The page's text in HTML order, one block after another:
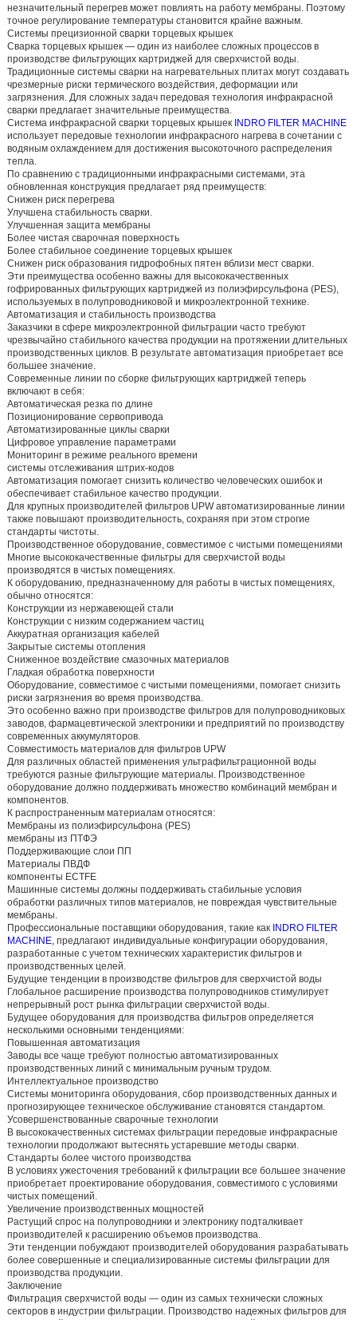
незначительный перегрев может повлиять на работу мембраны. Поэтому
точное регулирование температуры становится крайне важным.
Системы прецизионной сварки торцевых крышек
Сварка торцевых крышек — один из наиболее сложных процессов в
производстве фильтрующих картриджей для сверхчистой воды.
Традиционные системы сварки на нагревательных плитах могут создавать
чрезмерные риски термического воздействия, деформации или
загрязнения. Для сложных задач передовая технология инфракрасной
сварки предлагает значительные преимущества.
Система инфракрасной сварки торцевых крышек INDRO FILTER MACHINE
использует передовые технологии инфракрасного нагрева в сочетании с
водяным охлаждением для достижения высокоточного распределения
тепла.
По сравнению с традиционными инфракрасными системами, эта
обновленная конструкция предлагает ряд преимуществ:
Снижен риск перегрева
Улучшена стабильность сварки.
Улучшенная защита мембраны
Более чистая сварочная поверхность
Более стабильное соединение торцевых крышек
Снижен риск образования гидрофобных пятен вблизи мест сварки.
Эти преимущества особенно важны для высококачественных
гофрированных фильтрующих картриджей из полиэфирсульфона (PES),
используемых в полупроводниковой и микроэлектронной технике.
Автоматизация и стабильность производства
Заказчики в сфере микроэлектронной фильтрации часто требуют
чрезвычайно стабильного качества продукции на протяжении длительных
производственных циклов. В результате автоматизация приобретает все
большее значение.
Современные линии по сборке фильтрующих картриджей теперь
включают в себя:
Автоматическая резка по длине
Позиционирование сервопривода
Автоматизированные циклы сварки
Цифровое управление параметрами
Мониторинг в режиме реального времени
системы отслеживания штрих-кодов
Автоматизация помогает снизить количество человеческих ошибок и
обеспечивает стабильное качество продукции.
Для крупных производителей фильтров UPW автоматизированные линии
также повышают производительность, сохраняя при этом строгие
стандарты чистоты.
Производственное оборудование, совместимое с чистыми помещениями
Многие высококачественные фильтры для сверхчистой воды
производятся в чистых помещениях.
К оборудованию, предназначенному для работы в чистых помещениях,
обычно относятся:
Конструкции из нержавеющей стали
Конструкции с низким содержанием частиц
Аккуратная организация кабелей
Закрытые системы отопления
Сниженное воздействие смазочных материалов
Гладкая обработка поверхности
Оборудование, совместимое с чистыми помещениями, помогает снизить
риски загрязнения во время производства.
Это особенно важно при производстве фильтров для полупроводниковых
заводов, фармацевтической электроники и предприятий по производству
современных аккумуляторов.
Совместимость материалов для фильтров UPW
Для различных областей применения ультрафильтрационной воды
требуются разные фильтрующие материалы. Производственное
оборудование должно поддерживать множество комбинаций мембран и
компонентов.
К распространенным материалам относятся:
Мембраны из полиэфирсульфона (PES)
мембраны из ПТФЭ
Поддерживающие слои ПП
Материалы ПВДФ
компоненты ECTFE
Машинные системы должны поддерживать стабильные условия
обработки различных типов материалов, не повреждая чувствительные
мембраны.
Профессиональные поставщики оборудования, такие как INDRO FILTER
MACHINE, предлагают индивидуальные конфигурации оборудования,
разработанные с учетом технических характеристик фильтров и
производственных целей.
Будущие тенденции в производстве фильтров для сверхчистой воды
Глобальное расширение производства полупроводников стимулирует
непрерывный рост рынка фильтрации сверхчистой воды.
Будущее оборудования для производства фильтров определяется
несколькими основными тенденциями:
Повышенная автоматизация
Заводы все чаще требуют полностью автоматизированных
производственных линий с минимальным ручным трудом.
Интеллектуальное производство
Системы мониторинга оборудования, сбор производственных данных и
прогнозирующее техническое обслуживание становятся стандартом.
Усовершенствованные сварочные технологии
В высококачественных системах фильтрации передовые инфракрасные
технологии продолжают вытеснять устаревшие методы сварки.
Стандарты более чистого производства
В условиях ужесточения требований к фильтрации все большее значение
приобретает проектирование оборудования, совместимого с условиями
чистых помещений.
Увеличение производственных мощностей
Растущий спрос на полупроводники и электронику подталкивает
производителей к расширению объемов производства.
Эти тенденции побуждают производителей оборудования разрабатывать
более совершенные и специализированные системы фильтрации для
производства продукции.
Заключение
Фильтрация сверхчистой воды — один из самых технически сложных
секторов в индустрии фильтрации. Производство надежных фильтров для